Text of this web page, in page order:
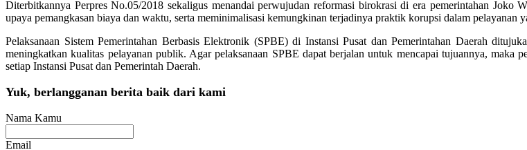
Diterbitkannya Perpres No.05/2018 sekaligus menandai perwujudan reformasi birokrasi di era pemerintahan Joko
upaya pemangkasan biaya dan waktu, serta meminimalisasi kemungkinan terjadinya praktik korupsi dalam pelayanan
Pelaksanaan Sistem Pemerintahan Berbasis Elektronik (SPBE) di Instansi Pusat dan Pemerintahan Daerah
meningkatkan kualitas pelayanan publik. Agar pelaksanaan SPBE dapat berjalan untuk mencapai tujuannya, maka
setiap Instansi Pusat dan Pemerintah Daerah.
Yuk, berlangganan berita baik dari kami
Nama Kamu
Email